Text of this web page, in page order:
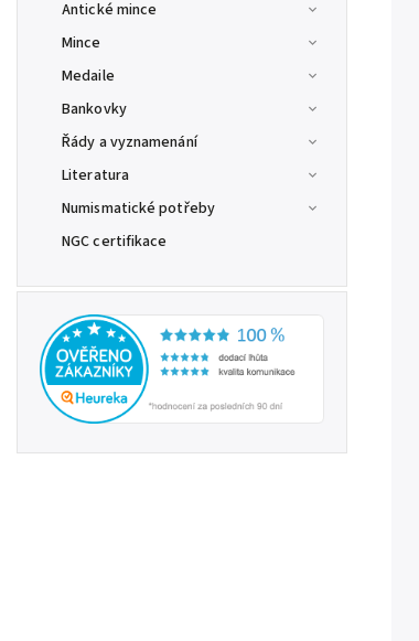
Antické mince
Mince
Medaile
Bankovky
Řády a vyznamenání
Literatura
Numismatické potřeby
NGC certifikace